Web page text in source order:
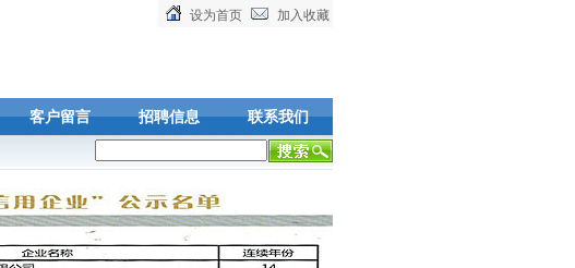
设为首页 加入收藏
客户留言 招聘信息 联系我们
广州新港化工产品,可在线下单，欢迎您的到来!